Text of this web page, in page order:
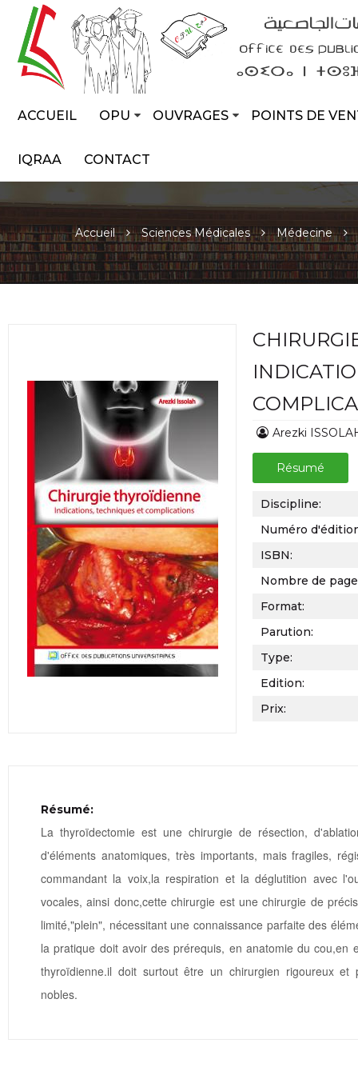
ACCUEIL OPU OUVRAGES POINTS DE
IQRAA CONTACT
Accueil Sciences Médicales Médecine
Arezki
Résumé
Discipline:
Numéro
ISBN:
Nombre de
Format:
Parution:
Type:
Edition:
Prix:
Résumé:
La thyroïdectomie est une chirurgie de résection,
d'éléments anatomiques, très importants, mais fragiles,
commandant la voix,la respiration et la déglutition avec
vocales, ainsi donc,cette chirurgie est une chirurgie de
limité,"plein", nécessitant une connaissance parfaite des
la pratique doit avoir des prérequis, en anatomie du cou,en
thyroïdienne.il doit surtout être un chirurgien rigoureux
nobles.